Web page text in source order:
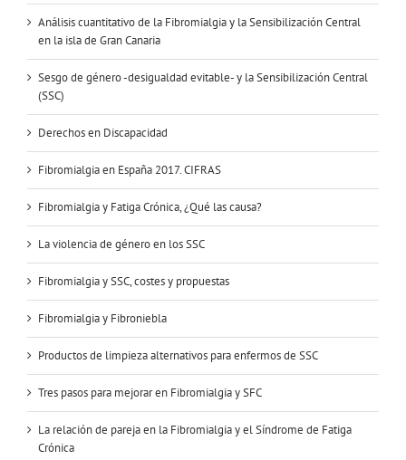
Análisis cuantitativo de la Fibromialgia y la Sensibilización Central
en la isla de Gran Canaria
Sesgo de género -desigualdad evitable- y la Sensibilización Central
(SSC)
Derechos en Discapacidad
Fibromialgia en España 2017. CIFRAS
Fibromialgia y Fatiga Crónica, ¿Qué las causa?
La violencia de género en los SSC
Fibromialgia y SSC, costes y propuestas
Fibromialgia y Fibroniebla
Productos de limpieza alternativos para enfermos de SSC
Tres pasos para mejorar en Fibromialgia y SFC
La relación de pareja en la Fibromialgia y el Síndrome de Fatiga
Crónica